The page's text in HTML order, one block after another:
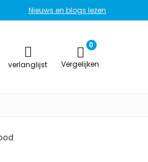
Nieuws en blogs lezen
verlanglijst
0
Vergelijken